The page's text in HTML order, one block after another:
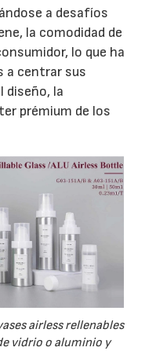
a desafíos
la comodidad de
lo que ha
a centrar sus
diseño, la
prémium de los
airless rellenables
vidrio o aluminio y